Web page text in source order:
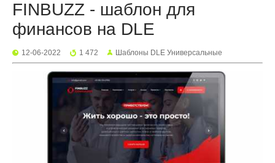
FINBUZZ - шаблон для
финансов на DLE
12-06-2022 1 472 Шаблоны DLE Универсальные